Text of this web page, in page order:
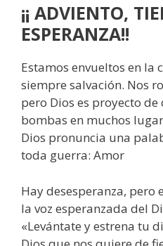
¡¡ ADVIENTO,
ESPERANZA!!
Estamos envueltos en la
siempre salvación. Nos
pero Dios es proyecto
bombas en muchos
Dios pronuncia una
toda guerra: Amor
Hay desesperanza, pero
la voz esperanzada del
«Levántate y estrena tu